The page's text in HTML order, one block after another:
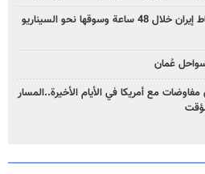
بزشكيان: خططوا لإسقاط إيران خلال 48 ساعة وسوقها نحو السيناريو
عُمان
مع أمريكا في الأيام الأخيرة..المسار